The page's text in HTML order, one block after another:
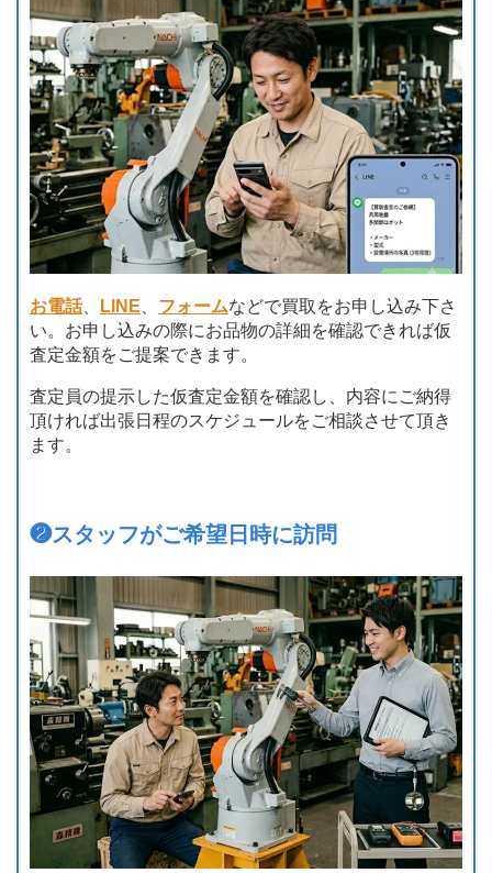
お電話、 LINE フォームなどで買取をお申し込み下さ
い。お申し込みの際にお品物の詳細を確認できれば仮
査定金額をご提案できます。
査定員の提示した仮査定金額を確認し、内容にご納得
頂ければ出張日程のスケジュールをご相談させて頂き
ます。
❷スタッフがご希望日時に訪問